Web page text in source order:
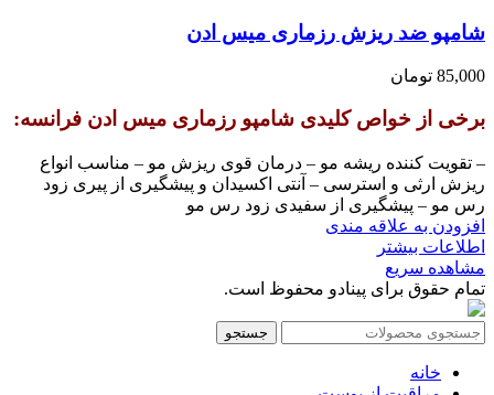
شامپو ضد ریزش رزماری میس ادن
85,000 تومان
برخی از خواص کلیدی شامپو رزماری میس ادن فرانسه:
– تقویت کننده ریشه مو – درمان قوی ریزش مو – مناسب انواع
ریزش ارثی و استرسی – آنتی اکسیدان و پیشگیری از پیری زود
رس مو – پیشگیری از سفیدی زود رس مو
افزودن به علاقه مندی
اطلاعات بیشتر
مشاهده سریع
تمام حقوق برای پینادو محفوظ است.
جستجو
خانه